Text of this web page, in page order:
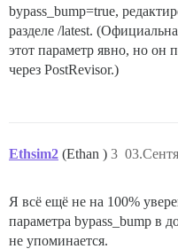
bypass_bump=true,
разделе /latest.
этот параметр явно, но он
через PostRevisor.)
Ethsim2 (Ethan ) 3
Я всё ещё не на 100%
параметра bypass_bump в
не упоминается.